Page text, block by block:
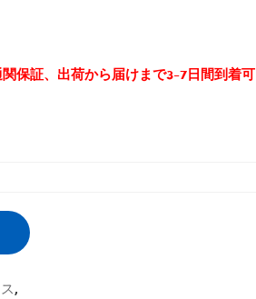
保証、出荷から届けまで3-7日間到着可
,